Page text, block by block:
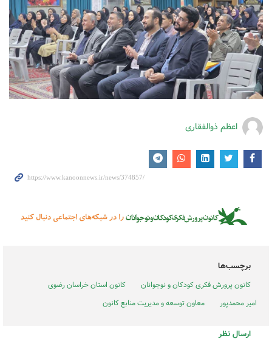
اعظم ذوالفقاری
برچسب‌ها
کانون پرورش فکری کودکان و نوجوانان
کانون استان خراسان رضوی
امیر محمدپور
معاون توسعه و مدیریت منابع کانون
ارسال نظر